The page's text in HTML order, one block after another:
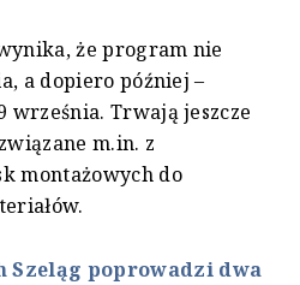
że program nie
a dopiero później –
Trwają jeszcze
m.in. z
montażowych do
Szeląg poprowadzi dwa